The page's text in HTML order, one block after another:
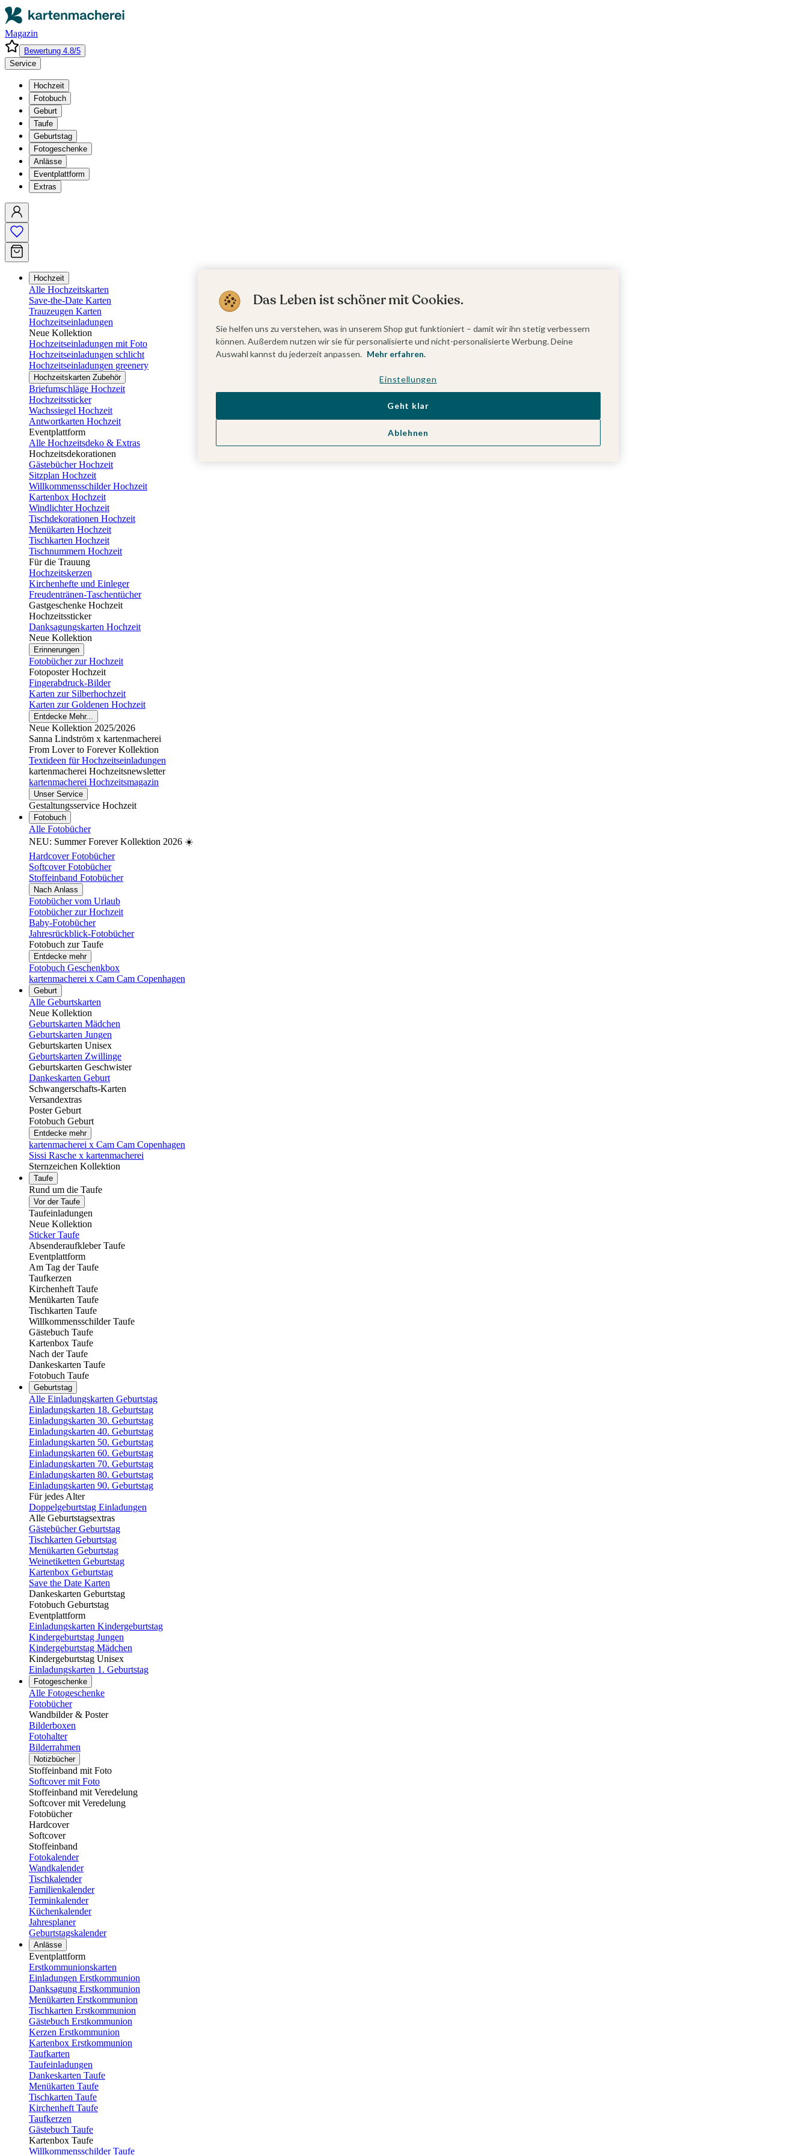
Magazin
Bewertung 4.8/5
Service
Hochzeit
Fotobuch
Geburt
Taufe
Geburtstag
Fotogeschenke
Anlässe
Eventplattform
Extras
Hochzeit
Alle Hochzeitskarten
Save-the-Date Karten
Trauzeugen Karten
Hochzeitseinladungen
Neue Kollektion
Hochzeitseinladungen mit Foto
Hochzeitseinladungen schlicht
Hochzeitseinladungen greenery
Hochzeitskarten Zubehör
Briefumschläge Hochzeit
Hochzeitssticker
Wachssiegel Hochzeit
Antwortkarten Hochzeit
Eventplattform
Alle Hochzeitsdeko & Extras
Hochzeitsdekorationen
Gästebücher Hochzeit
Sitzplan Hochzeit
Willkommensschilder Hochzeit
Kartenbox Hochzeit
Windlichter Hochzeit
Tischdekorationen Hochzeit
Menükarten Hochzeit
Tischkarten Hochzeit
Tischnummern Hochzeit
Für die Trauung
Hochzeitskerzen
Kirchenhefte und Einleger
Freudentränen-Taschentücher
Gastgeschenke Hochzeit
Hochzeitssticker
Danksagungskarten Hochzeit
Neue Kollektion
Erinnerungen
Fotobücher zur Hochzeit
Fotoposter Hochzeit
Fingerabdruck-Bilder
Karten zur Silberhochzeit
Karten zur Goldenen Hochzeit
Entdecke Mehr...
Neue Kollektion 2025/2026
Sanna Lindström x kartenmacherei
From Lover to Forever Kollektion
Textideen für Hochzeitseinladungen
kartenmacherei Hochzeitsnewsletter
kartenmacherei Hochzeitsmagazin
Unser Service
Gestaltungsservice Hochzeit
Fotobuch
Alle Fotobücher
NEU: Summer Forever Kollektion 2026 ☀️
Hardcover Fotobücher
Softcover Fotobücher
Stoffeinband Fotobücher
Nach Anlass
Fotobücher vom Urlaub
Fotobücher zur Hochzeit
Baby-Fotobücher
Jahresrückblick-Fotobücher
Fotobuch zur Taufe
Entdecke mehr
Fotobuch Geschenkbox
kartenmacherei x Cam Cam Copenhagen
Geburt
Alle Geburtskarten
Neue Kollektion
Geburtskarten Mädchen
Geburtskarten Jungen
Geburtskarten Unisex
Geburtskarten Zwillinge
Geburtskarten Geschwister
Dankeskarten Geburt
Schwangerschafts-Karten
Versandextras
Poster Geburt
Fotobuch Geburt
Entdecke mehr
kartenmacherei x Cam Cam Copenhagen
Sissi Rasche x kartenmacherei
Sternzeichen Kollektion
Taufe
Rund um die Taufe
Vor der Taufe
Taufeinladungen
Neue Kollektion
Sticker Taufe
Absenderaufkleber Taufe
Eventplattform
Am Tag der Taufe
Taufkerzen
Kirchenheft Taufe
Menükarten Taufe
Tischkarten Taufe
Willkommensschilder Taufe
Gästebuch Taufe
Kartenbox Taufe
Nach der Taufe
Dankeskarten Taufe
Fotobuch Taufe
Geburtstag
Alle Einladungskarten Geburtstag
Einladungskarten 18. Geburtstag
Einladungskarten 30. Geburtstag
Einladungskarten 40. Geburtstag
Einladungskarten 50. Geburtstag
Einladungskarten 60. Geburtstag
Einladungskarten 70. Geburtstag
Einladungskarten 80. Geburtstag
Einladungskarten 90. Geburtstag
Für jedes Alter
Doppelgeburtstag Einladungen
Alle Geburtstagsextras
Gästebücher Geburtstag
Tischkarten Geburtstag
Menükarten Geburtstag
Weinetiketten Geburtstag
Kartenbox Geburtstag
Save the Date Karten
Dankeskarten Geburtstag
Fotobuch Geburtstag
Eventplattform
Einladungskarten Kindergeburtstag
Kindergeburtstag Jungen
Kindergeburtstag Mädchen
Kindergeburtstag Unisex
Einladungskarten 1. Geburtstag
Fotogeschenke
Alle Fotogeschenke
Fotobücher
Wandbilder & Poster
Bilderboxen
Fotohalter
Bilderrahmen
Notizbücher
Stoffeinband mit Foto
Softcover mit Foto
Stoffeinband mit Veredelung
Softcover mit Veredelung
Fotobücher
Hardcover
Softcover
Stoffeinband
Fotokalender
Wandkalender
Tischkalender
Familienkalender
Terminkalender
Küchenkalender
Jahresplaner
Geburtstagskalender
Anlässe
Eventplattform
Erstkommunionskarten
Einladungen Erstkommunion
Danksagung Erstkommunion
Menükarten Erstkommunion
Tischkarten Erstkommunion
Gästebuch Erstkommunion
Kerzen Erstkommunion
Kartenbox Erstkommunion
Taufkarten
Taufeinladungen
Dankeskarten Taufe
Menükarten Taufe
Tischkarten Taufe
Kirchenheft Taufe
Taufkerzen
Gästebuch Taufe
Kartenbox Taufe
Willkommensschilder Taufe
Das Leben ist schöner mit Cookies.
Sie helfen uns zu verstehen, was in unserem Shop gut funktioniert – damit wir ihn stetig verbessern
können. Außerdem nutzen wir sie für personalisierte und nicht-personalisierte Werbung. Deine
Auswahl kannst du jederzeit anpassen. Mehr erfahren.
Einstellungen
Ablehnen
Geht klar